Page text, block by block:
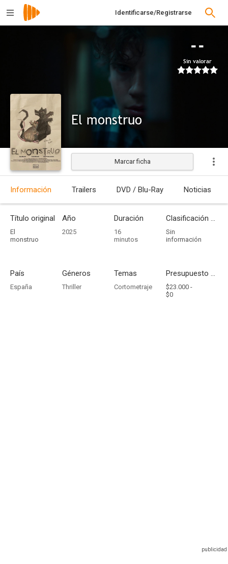
Identificarse/Registrarse
--
Sin valorar
El monstruo
Estrenada
Marcar ficha
Información Trailers DVD / Blu-Ray Noticias
Título original
El
monstruo
Año
2025
Duración
16
minutos
Clasificación por edades
Sin
información
País
España
Géneros
Thriller
Temas
Cortometraje
Presupuesto - Ingresos
$23.000 -
$0